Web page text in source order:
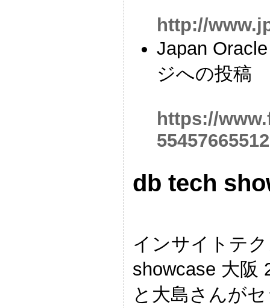
http://
Japan
ジへの投稿
https://
55457665512
db tech
インサイトテ
showcase 大阪
と大島さんが